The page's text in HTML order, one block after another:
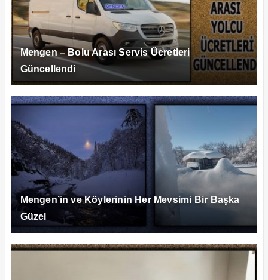
Mengen – Bolu Arası Servis Ücretleri
Güncellendi
Mengen’in ve Köylerinin Her Mevsimi Bir Başka
Güzel